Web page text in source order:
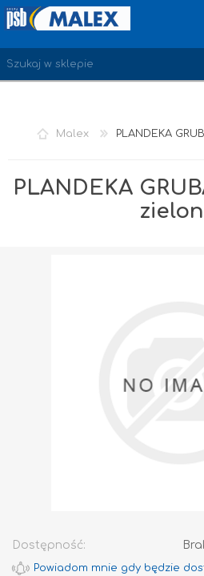
ZAREJESTRUJ SIĘ
Malex PLANDEKA
PLANDEKA
Dostępność: